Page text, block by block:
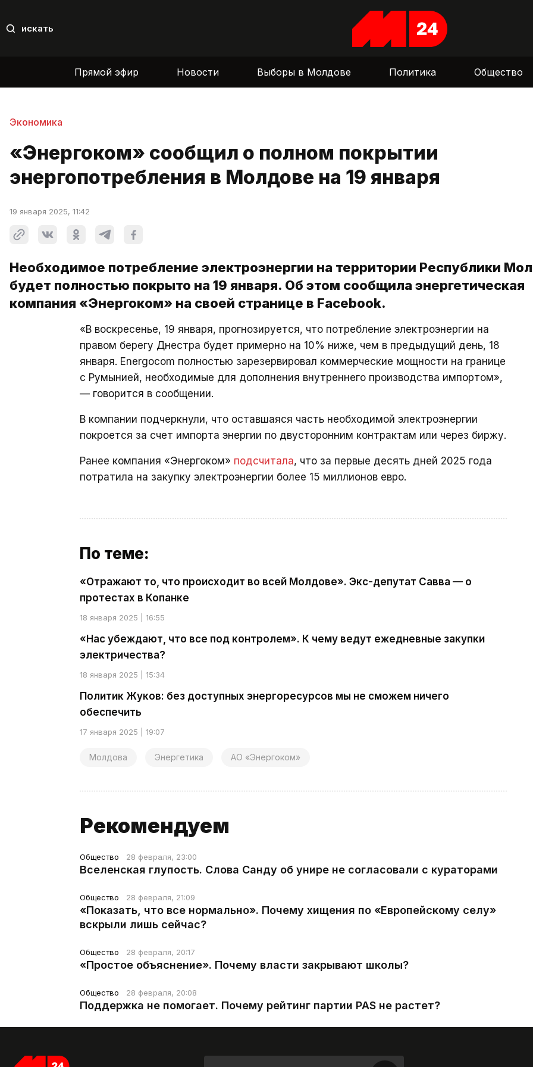
искать
Прямой эфир Новости Выборы в Молдове Политика Общество
Экономика
«Энергоком» сообщил о полном покрытии
энергопотребления в Молдове на 19 января
19 января 2025, 11:42
Необходимое потребление электроэнергии на территории Республики
будет полностью покрыто на 19 января. Об этом сообщила энергетическая
компания «Энергоком» на своей странице в Facebook.
«В воскресенье, 19 января, прогнозируется, что потребление электроэнергии на
правом берегу Днестра будет примерно на 10% ниже, чем в предыдущий день, 18
января. Energocom полностью зарезервировал коммерческие мощности на границе
с Румынией, необходимые для дополнения внутреннего производства импортом»,
— говорится в сообщении.
В компании подчеркнули, что оставшаяся часть необходимой электроэнергии
покроется за счет импорта энергии по двусторонним контрактам или через биржу.
Ранее компания «Энергоком» подсчитала, что за первые десять дней 2025 года
потратила на закупку электроэнергии более 15 миллионов евро.
По теме:
«Отражают то, что происходит во всей Молдове». Экс-депутат Савва — о
протестах в Копанке
18 января 2025 | 16:55
«Нас убеждают, что все под контролем». К чему ведут ежедневные закупки
электричества?
18 января 2025 | 15:34
Политик Жуков: без доступных энергоресурсов мы не сможем ничего
обеспечить
17 января 2025 | 19:07
Молдова Энергетика АО «Энергоком»
Рекомендуем
Общество 28 февраля, 23:00
Вселенская глупость. Слова Санду об унире не согласовали с кураторами
Общество 28 февраля, 21:09
«Показать, что все нормально». Почему хищения по «Европейскому селу»
вскрыли лишь сейчас?
Общество 28 февраля, 20:17
«Простое объяснение». Почему власти закрывают школы?
Общество 28 февраля, 20:08
Поддержка не помогает. Почему рейтинг партии PAS не растет?